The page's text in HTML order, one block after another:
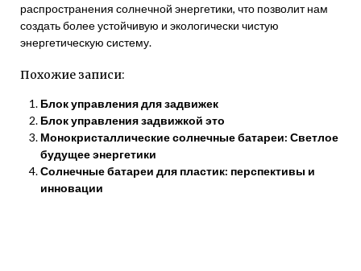
распространения солнечной энергетики, что позволит нам
создать более устойчивую и экологически чистую
энергетическую систему.
Похожие записи:
Блок управления для задвижек
Блок управления задвижкой это
Монокристаллические солнечные батареи: Светлое
будущее энергетики
Солнечные батареи для пластик: перспективы и
инновации